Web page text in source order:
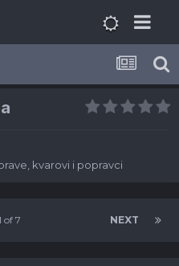
kvarovi i popravci
NEXT
of 7